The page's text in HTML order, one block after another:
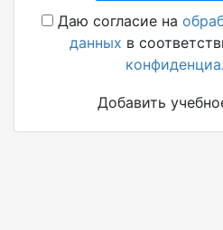
Даю согласие на
данных в
Добавить